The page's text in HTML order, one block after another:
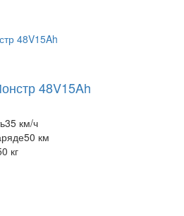
48V15Ah
35 км/ч
50 км
кг